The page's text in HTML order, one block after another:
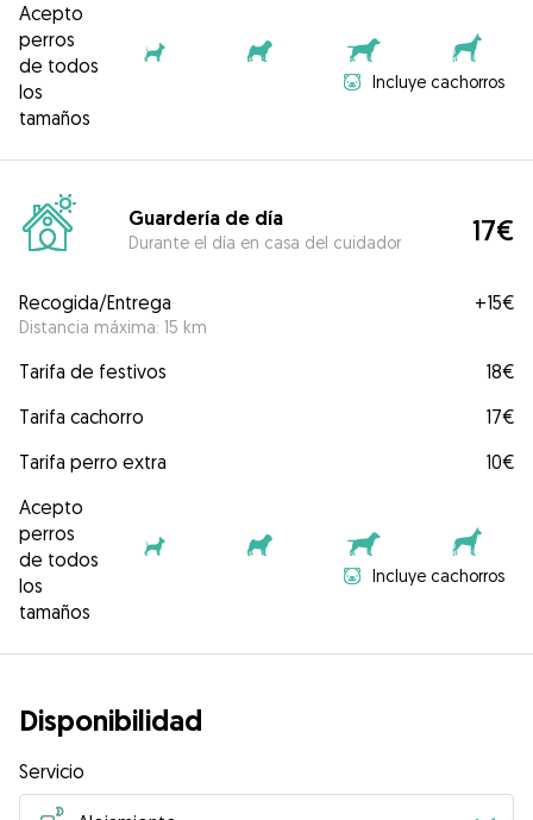
Acepto
perros
de todos
los
tamaños
Incluye cachorros
Guardería de día
Durante el día en casa del cuidador 17€
Recogida/Entrega
Distancia máxima: 15 km
+15€
Tarifa de festivos
18€
Tarifa cachorro
17€
Tarifa perro extra
10€
Acepto
perros
de todos
los
tamaños
Incluye cachorros
Disponibilidad
Servicio